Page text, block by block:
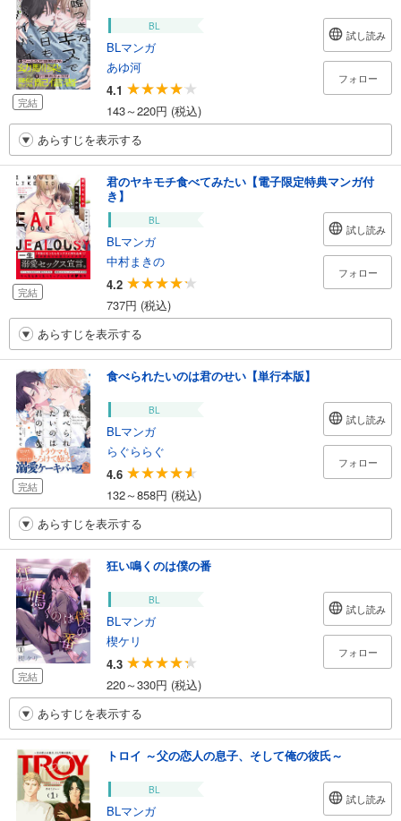
完結
BL
BLマンガ
あゆ河
4.1
143～220円 (税込)
試し読み
フォロー
あらすじを表示する
完結
君のヤキモチ食べてみたい【電子限定特典マンガ付
き】
BL
BLマンガ
中村まきの
4.2
737円 (税込)
試し読み
フォロー
あらすじを表示する
完結
食べられたいのは君のせい【単行本版】
BL
BLマンガ
らぐららぐ
4.6
132～858円 (税込)
試し読み
フォロー
あらすじを表示する
完結
狂い鳴くのは僕の番
BL
BLマンガ
楔ケリ
4.3
220～330円 (税込)
試し読み
フォロー
あらすじを表示する
トロイ ～父の恋人の息子、そして俺の彼氏～
BL
BLマンガ
試し読み